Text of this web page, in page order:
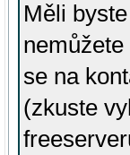
Měli
se na
(zkuste